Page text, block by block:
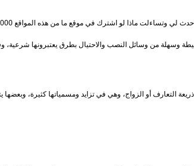
التعارف أو الزواج، وهي في تزايد ومسمياتها كثيرة،